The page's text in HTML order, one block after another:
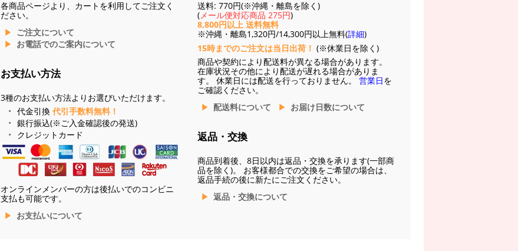
各商品ページより、カートを利用してご注文く
ださい。
ご注文について
お電話でのご案内について
お支払い方法
3種のお支払い方法よりお選びいただけます。
代金引換 代引手数料無料！
銀行振込(※ご入金確認後の発送)
クレジットカード
オンラインメンバーの方は後払いでのコンビニ
支払も可能です。
お支払いについて
送料: 770円(※沖縄・離島を除く)
(メール便対応商品 275円)
8,800円以上 送料無料
※沖縄・離島1,320円/14,300円以上無料(詳細)
15時までのご注文は当日出荷！ (※休業日を除く)
商品や契約により配送料が異なる場合があります。
在庫状況その他により配送が遅れる場合がありま
す。 休業日には配送を行っておりません。 営業日を
ご確認ください。
配送料について
お届け日数について
返品・交換
商品到着後、8日以内は返品・交換を承ります(一部商
品を除く)。 お客様都合での交換をご希望の場合は、
返品手続の後に新たにご注文ください。
返品・交換について